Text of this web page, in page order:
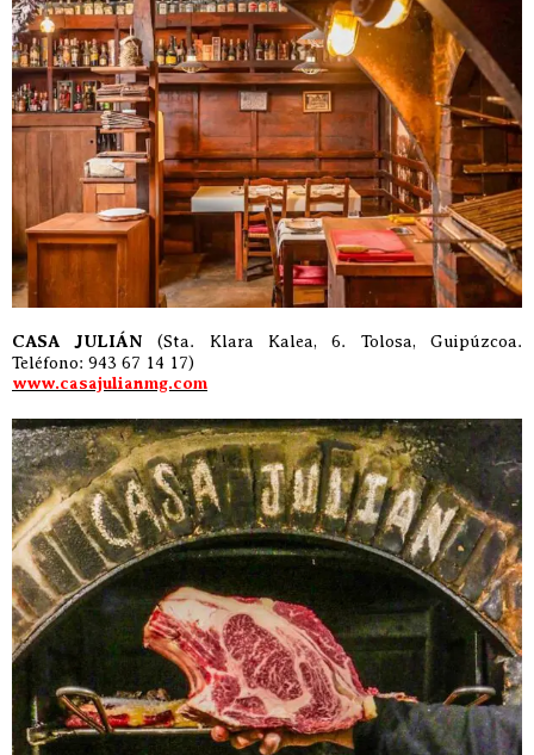
CASA JULIÁN (Sta. Klara Kalea, 6. Tolosa, Guipúzcoa.
Teléfono: 943 67 14 17)
www.casajulianmg.com